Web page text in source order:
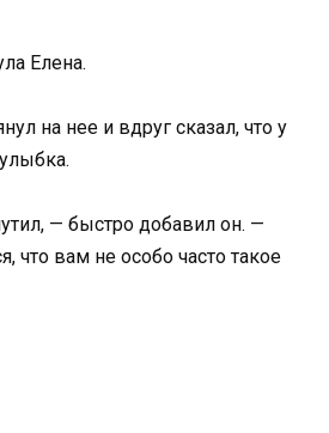
Елена.
на нее и вдруг сказал, что у
— быстро добавил он. —
что вам не особо часто такое